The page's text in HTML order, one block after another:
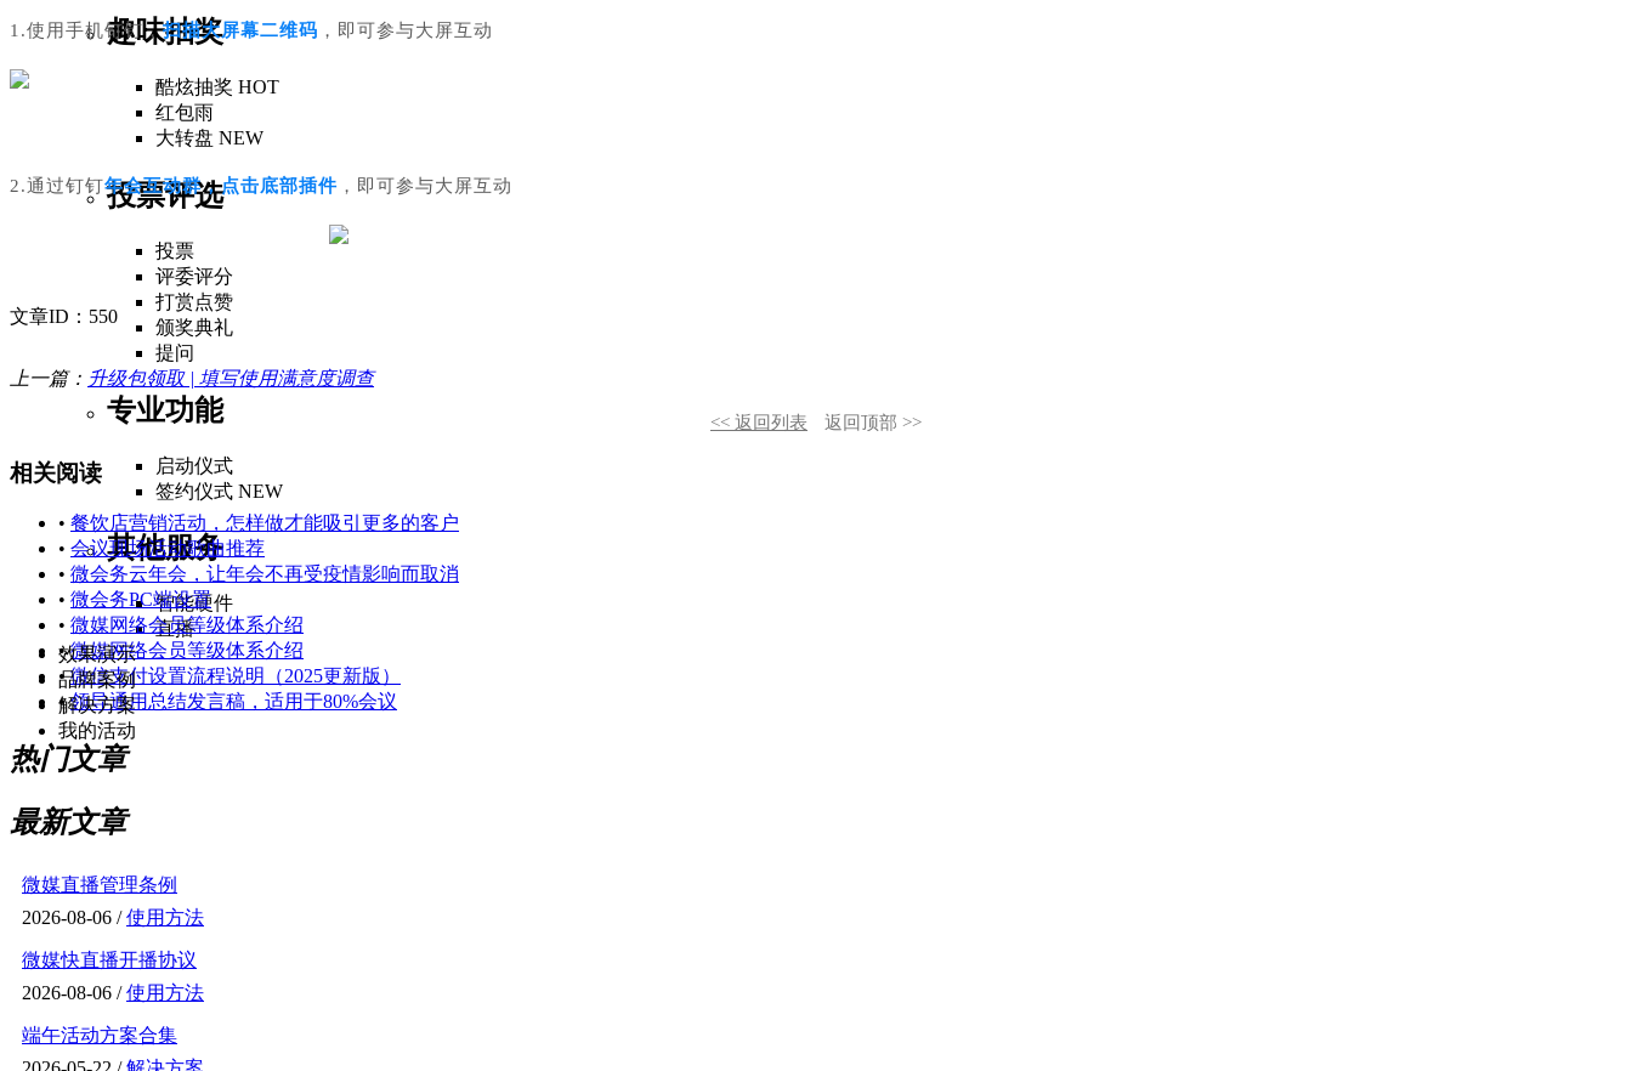
趣味抽奖
酷炫抽奖 HOT
红包雨
大转盘 NEW
投票评选
投票
评委评分
打赏点赞
颁奖典礼
提问
专业功能
启动仪式
签约仪式 NEW
其他服务
智能硬件
直播
效果演示
品牌案例
解决方案
我的活动
1.使用手机钉钉，扫描大屏幕二维码 ，即可参与大屏互动
2.通过钉钉年会互动群，点击底部插件 ，即可参与大屏互动
文章ID：550
上一篇： 升级包领取 | 填写使用满意度调查
<< 返回列表 返回顶部 >>
相关阅读
• 餐饮店营销活动，怎样做才能吸引更多的客户
• 会议现场活动歌曲推荐
• 微会务云年会，让年会不再受疫情影响而取消
• 微会务PC端设置
• 微媒网络会员等级体系介绍
•微媒网络会员等级体系介绍
•微信支付设置流程说明（2025更新版）
•领导通用总结发言稿，适用于80%会议
热门文章
最新文章
微媒直播管理条例
2026-08-06 /使用方法
微媒快直播开播协议
2026-08-06 /使用方法
端午活动方案合集